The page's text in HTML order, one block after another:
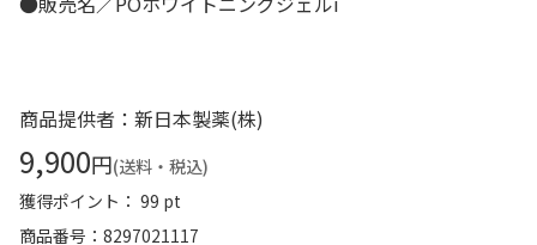
商品提供者：新日本製薬(株)
9,900円(送料・税込)
獲得ポイント： 99 pt
商品番号
8297021117